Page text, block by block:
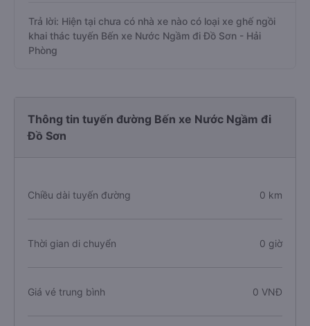
Trả lời: Hiện tại chưa có nhà xe nào có loại xe ghế ngồi
khai thác tuyến Bến xe Nước Ngầm đi Đồ Sơn - Hải
Phòng
Thông tin tuyến đường Bến xe Nước Ngầm đi
Đồ Sơn
Chiều dài tuyến đường 0 km
Thời gian di chuyển 0 giờ
Giá vé trung bình 0 VNĐ